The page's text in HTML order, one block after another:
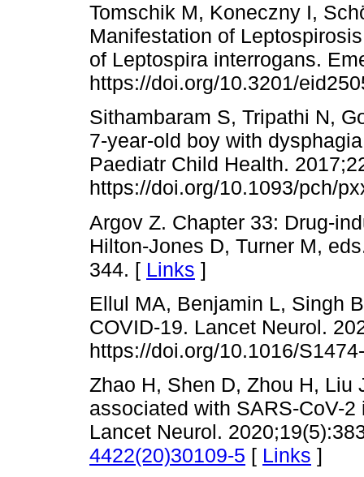
Tomschik M, Koneczny I,
Manifestation of
of Leptospira interrogans.
https://doi.org/10.3201/
Sithambaram S, Tripathi N,
7-year-old boy with
Paediatr Child Health.
https://doi.org/10.1093/pch/
Argov Z. Chapter 33: Drug-
Hilton-Jones D, Turner M,
344. [ Links ]
Ellul MA, Benjamin L, Singh
COVID-19. Lancet Neurol.
https://doi.org/10.1016/
Zhao H, Shen D, Zhou H, Liu
associated with SARS-CoV-
Lancet Neurol.
4422(20)30109-5 [ Links ]